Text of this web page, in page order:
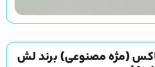
(مژه مصنوعی) برند لش